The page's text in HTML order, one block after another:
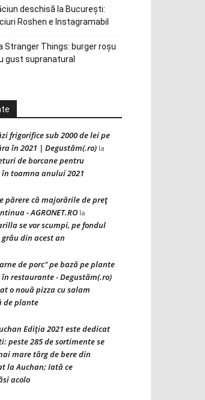
deschisă la Bucureşti:
Roshen e Instagramabil
Stranger Things: burger roșu
gust supranatural
frigorifice sub 2000 de lei pe
în 2021 | Degustăm(.ro) la
de borcane pentru
toamna anului 2021
părere că majorările de preț
- AGRONET.RO la
se vor scumpi, pe fondul
din acest an
de porc" pe bază pe plante
restaurante - Degustăm(.ro)
o nouă pizza cu salam
de plante
Ediţia 2021 este dedicat
peste 285 de sortimente se
mare târg de bere din
la Auchan; Iată ce
acolo